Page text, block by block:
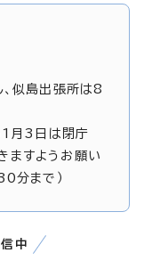
似島出張所は8
1月3日は閉庁
ますようお願い
分まで）
中